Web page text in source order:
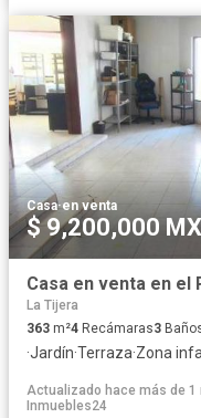
Casa·en venta
$ 9,200,000
Casa en venta en el
La Tijera
363 m²4 Recámaras3
·Jardín·Terraza·Zona
Actualizado hace más de 1
Inmuebles24